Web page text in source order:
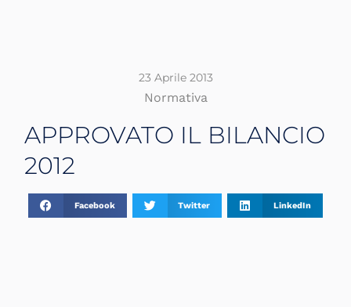
23 Aprile 2013
Normativa
APPROVATO IL BILANCIO
2012
Facebook Twitter LinkedIn